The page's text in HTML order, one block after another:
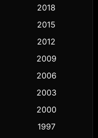
(50)
(451)
(530)
2018
2015
2012
2009
2006
2003
2000
1997